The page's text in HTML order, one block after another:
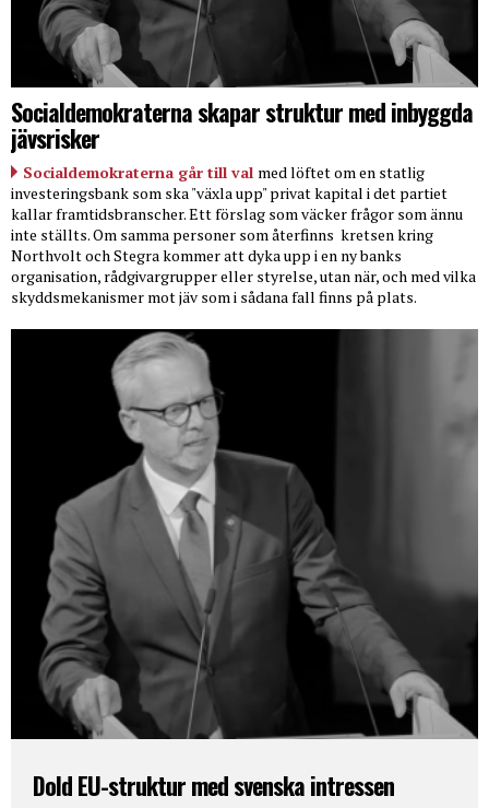
Socialdemokraterna skapar struktur med inbyggda
jävsrisker
Socialdemokraterna går till val med löftet om en statlig
investeringsbank som ska "växla upp" privat kapital i det partiet
kallar framtidsbranscher. Ett förslag som väcker frågor som ännu
inte ställts. Om samma personer som återfinns kretsen kring
Northvolt och Stegra kommer att dyka upp i en ny banks
organisation, rådgivargrupper eller styrelse, utan när, och med vilka
skyddsmekanismer mot jäv som i sådana fall finns på plats.
Dold EU-struktur med svenska intressen